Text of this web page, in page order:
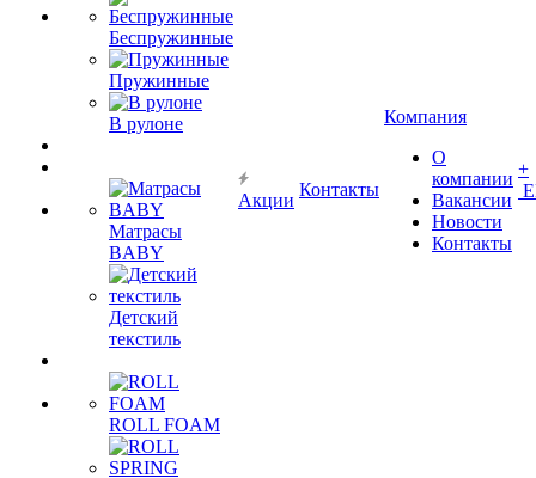
Беспружинные
Пружинные
В рулоне
Матрасы
BABY
Детский
текстиль
ROLL FOAM
Акции
Контакты
Компания
О
компании
Вакансии
Новости
Контакты
+